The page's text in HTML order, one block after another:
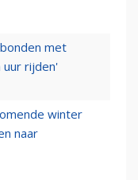
met
uur rijden'
winter
naar